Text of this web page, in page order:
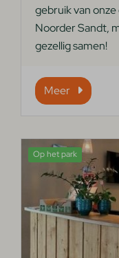
gebruik van
Noorder Sandt,
gezellig samen!
Meer
Op het park